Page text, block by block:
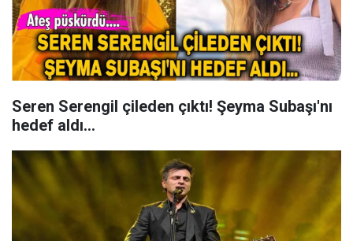
Seren Serengil çileden çıktı! Şeyma Subaşı'nı
hedef aldı...